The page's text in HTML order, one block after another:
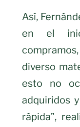
Así,
en el
diverso
esto no
adquiridos
rápida”,